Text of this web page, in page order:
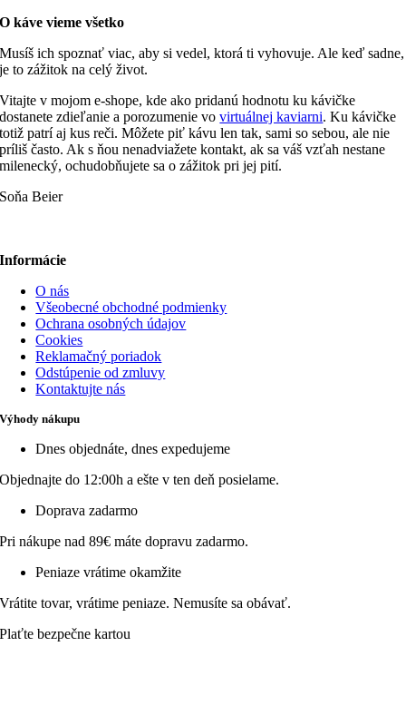
O káve vieme všetko
Musíš ich spoznať viac, aby si vedel, ktorá ti vyhovuje. Ale keď sadne,
je to zážitok na celý život.
Vitajte v mojom e-shope, kde ako pridanú hodnotu ku kávičke
dostanete zdieľanie a porozumenie vovirtuálnej kaviarni. Ku kávičke
totiž patrí aj kus reči. Môžete piť kávu len tak, sami so sebou, ale nie
príliš často. Ak s ňou nenadviažete kontakt, ak sa váš vzťah nestane
milenecký, ochudobňujete sa o zážitok pri jej pití.
Soňa Beier
Informácie
O nás
Všeobecné obchodné podmienky
Ochrana osobných údajov
Cookies
Reklamačný poriadok
Odstúpenie od zmluvy
Kontaktujte nás
Výhody nákupu
Dnes objednáte, dnes expedujeme
Objednajte do 12:00h a ešte v ten deň posielame.
Doprava zadarmo
Pri nákupe nad 89€ máte dopravu zadarmo.
Peniaze vrátime okamžite
Vrátite tovar, vrátime peniaze. Nemusíte sa obávať.
Plaťte bezpečne kartou